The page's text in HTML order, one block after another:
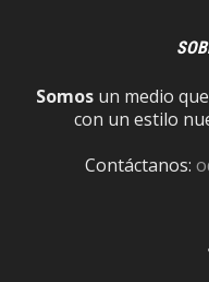
Somos un medio
con un estilo
Contáctanos: